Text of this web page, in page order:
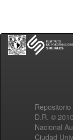
D.R. ©
Nacional
Ciudad